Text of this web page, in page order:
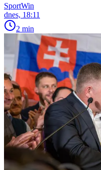
SportWin
dnes, 18:11
2 min